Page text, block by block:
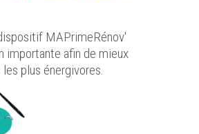
MAPrimeRénov'
importante afin de mieux
plus énergivores.